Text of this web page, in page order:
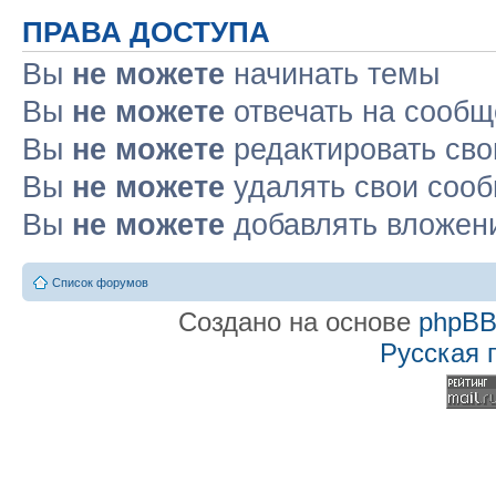
ПРАВА ДОСТУПА
Вы не можете начинать темы
Вы не можете отвечать на
Вы не можете редактировать
Вы не можете удалять свои
Вы не можете добавлять
Список форумов
Создано на основе phpBB
Русская